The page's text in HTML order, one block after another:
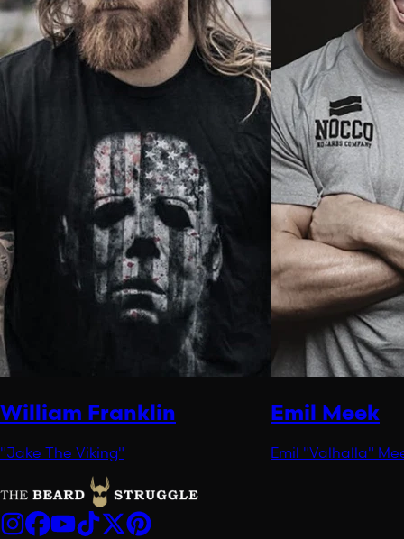
William Franklin
"Jake The Viking"
Emil Meek
Emil "Valhalla"